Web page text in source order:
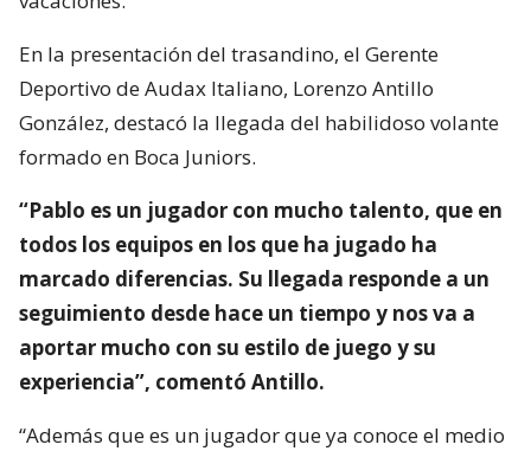
En la presentación del trasandino, el Gerente
Deportivo de Audax Italiano, Lorenzo Antillo
González, destacó la llegada del habilidoso volante
formado en Boca Juniors.
“Pablo es un jugador con mucho talento, que en
todos los equipos en los que ha jugado ha
marcado diferencias. Su llegada responde a un
seguimiento desde hace un tiempo y nos va a
aportar mucho con su estilo de juego y su
experiencia”, comentó Antillo.
“Además que es un jugador que ya conoce el medio